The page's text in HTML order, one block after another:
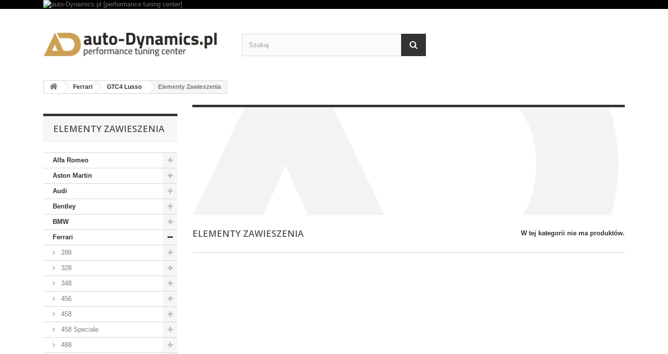
Ferrari GTC4 Lusso Elementy Zawieszenia
ELEMENTY ZAWIESZENIA
Alfa Romeo
Aston Martin
Audi
Bentley
BMW
Ferrari
288
328
348
456
458
458 Speciale
488
ELEMENTY ZAWIESZENIA W tej kategorii nie ma produktów.